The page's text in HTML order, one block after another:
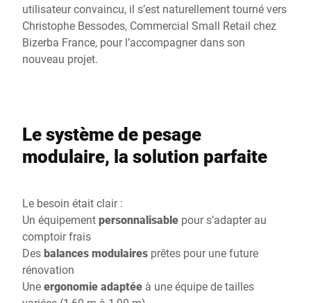
utilisateur convaincu, il s’est naturellement tourné vers
Christophe Bessodes, Commercial Small Retail chez
Bizerba France, pour l’accompagner dans son
nouveau projet.
Le système de pesage
modulaire, la solution parfaite
Le besoin était clair :
Un équipementpersonnalisable pour s’adapter au
comptoir frais
Desbalances modulaires prêtes pour une future
rénovation
Uneergonomie adaptée à une équipe de tailles